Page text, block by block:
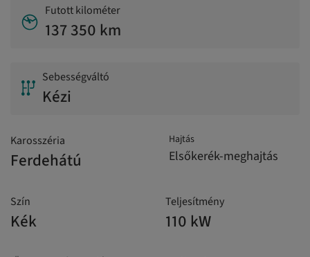
Futott kilométer
137 350 km
Sebességváltó
Kézi
Karosszéria
Ferdehátú
Hajtás
Elsőkerék-meghajtás
Szín
Kék
Teljesítmény
110 kW